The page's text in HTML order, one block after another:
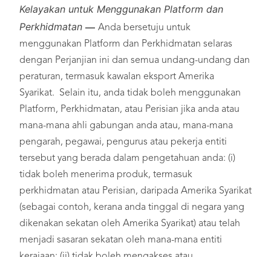
Kelayakan untuk Menggunakan Platform dan
Perkhidmatan — Anda bersetuju untuk
menggunakan Platform dan Perkhidmatan selaras
dengan Perjanjian ini dan semua undang-undang dan
peraturan, termasuk kawalan eksport Amerika
Syarikat. Selain itu, anda tidak boleh menggunakan
Platform, Perkhidmatan, atau Perisian jika anda atau
mana-mana ahli gabungan anda atau, mana-mana
pengarah, pegawai, pengurus atau pekerja entiti
tersebut yang berada dalam pengetahuan anda: (i)
tidak boleh menerima produk, termasuk
perkhidmatan atau Perisian, daripada Amerika Syarikat
(sebagai contoh, kerana anda tinggal di negara yang
dikenakan sekatan oleh Amerika Syarikat) atau telah
menjadi sasaran sekatan oleh mana-mana entiti